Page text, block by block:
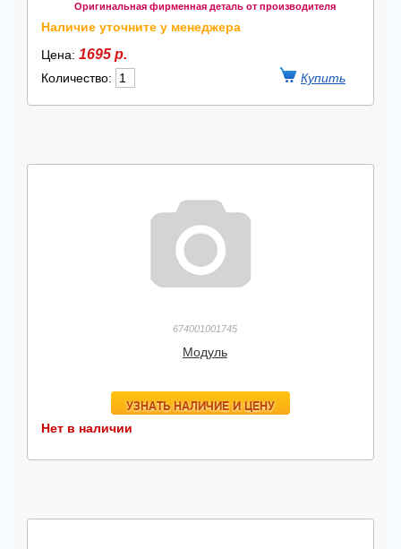
Оригинальная фирменная деталь от производителя
Наличие уточните у менеджера
Цена: 1695 р.
Количество:
674001001745
Модуль
УЗНАТЬ НАЛИЧИЕ И ЦЕНУ
Нет в наличии